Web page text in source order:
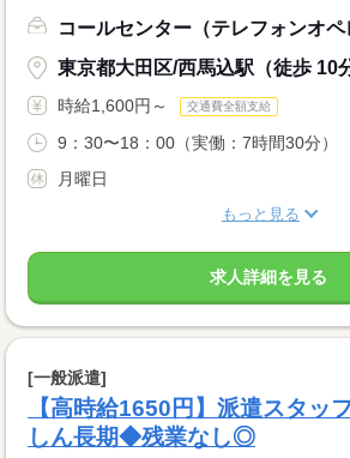
コールセンター（テレフォンオペ
東京都大田区/西馬込駅（徒歩 10
時給1,600円～ 交通費全額支給
9：30〜18：00（実働：7時間30分）
月曜日
もっと見る
求人詳細を見る
[一般派遣]
【高時給1650円】派遣スタッ
しん長期◆残業なし◎